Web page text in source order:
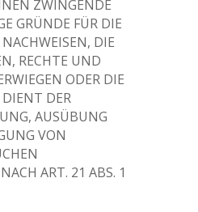
ZWINGENDE
GRÜNDE FÜR DIE
DIE
RECHTE UND
ODER DIE
DER
AUSÜBUNG
VON
ART. 21 ABS. 1